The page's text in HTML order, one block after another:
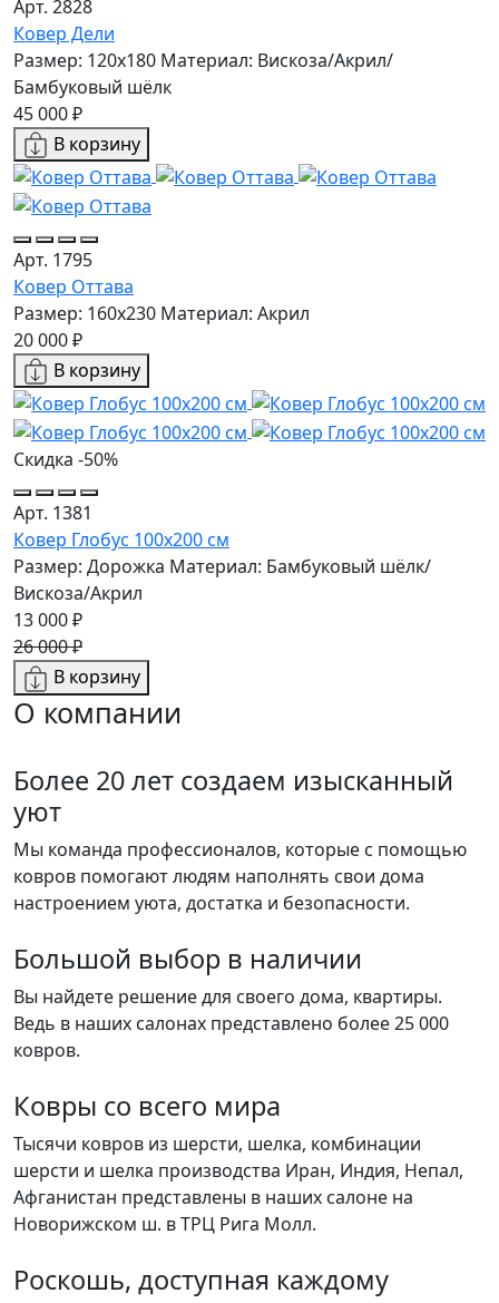
Арт. 2828
Ковер Дели
Размер: 120x180 Материал: Вискоза/Акрил/
Бамбуковый шёлк
45 000 ₽
В корзину
Арт. 1795
Ковер Оттава
Размер: 160х230 Материал: Акрил
20 000 ₽
В корзину
Скидка -50%
Арт. 1381
Ковер Глобус 100х200 см
Размер: Дорожка Материал: Бамбуковый шёлк/
Вискоза/Акрил
13 000 ₽
26 000 ₽
В корзину
О компании
Более 20 лет создаем изысканный
уют
Мы команда профессионалов, которые с помощью
ковров помогают людям наполнять свои дома
настроением уюта, достатка и безопасности.
Большой выбор в наличии
Вы найдете решение для своего дома, квартиры.
Ведь в наших салонах представлено более 25 000
ковров.
Ковры со всего мира
Тысячи ковров из шерсти, шелка, комбинации
шерсти и шелка производства Иран, Индия, Непал,
Афганистан представлены в наших салоне на
Новорижском ш. в ТРЦ Рига Молл.
Роскошь, доступная каждому